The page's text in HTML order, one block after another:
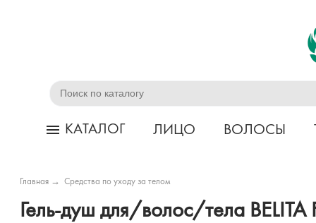
КАТАЛОГ ЛИЦО ВОЛОСЫ
Главная → Средства по уходу за телом
Гель-душ для/волос/тела